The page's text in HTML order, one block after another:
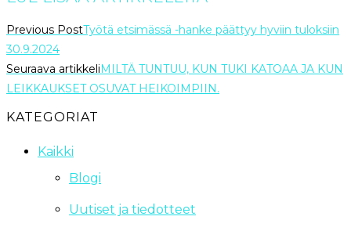
Previous PostTyötä etsimässä -hanke päättyy hyviin tuloksiin
30.9.2024
Seuraava artikkeliMILTÄ TUNTUU, KUN TUKI KATOAA JA KUN
LEIKKAUKSET OSUVAT HEIKOIMPIIN.
KATEGORIAT
Kaikki
Blogi
Uutiset ja tiedotteet